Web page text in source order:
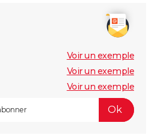
Voir un exemple
Voir un exemple
Voir un exemple